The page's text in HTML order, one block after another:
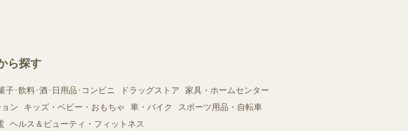
ら探す
子･飲料･酒･日用品･コンビニ ドラッグストア
家具・ホームセンター
ン キッズ・ベビー・おもちゃ 車・バイク
スポーツ用品・自転車
ヘルス＆ビューティ・フィットネス